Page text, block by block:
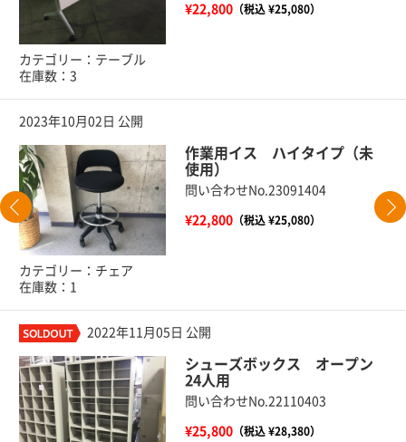
¥22,800（税込 ¥25,080）
カテゴリー：テーブル
在庫数：3
2023年10月02日 公開
作業用イス ハイタイプ（未
使用）
問い合わせNo.23091404
¥22,800（税込 ¥25,080）
カテゴリー：チェア
在庫数：1
2022年11月05日 公開
シューズボックス オープン
24人用
問い合わせNo.22110403
¥25,800（税込 ¥28,380）